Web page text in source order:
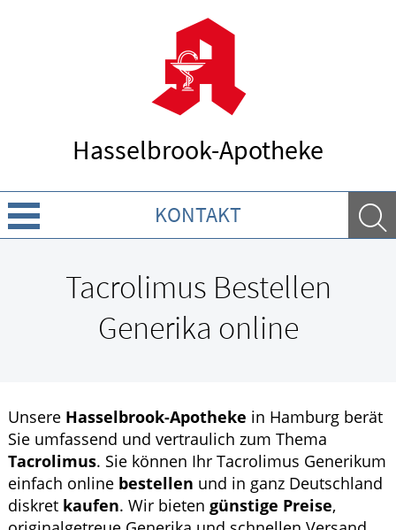
Hasselbrook-Apotheke
KONTAKT
GESUND IM ALTER
HOMÖOPATHIE
Tacrolimus Bestellen
Generika online
Unsere Hasselbrook-Apotheke in Hamburg berät
Sie umfassend und vertraulich zum Thema
Tacrolimus. Sie können Ihr Tacrolimus Generikum
einfach online bestellen und in ganz Deutschland
diskret kaufen. Wir bieten günstige Preise,